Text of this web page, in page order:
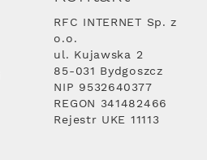
RFC INTERNET Sp. z
o.o.
ul. Kujawska 2
85-031 Bydgoszcz
NIP 9532640377
REGON 341482466
Rejestr UKE 11113